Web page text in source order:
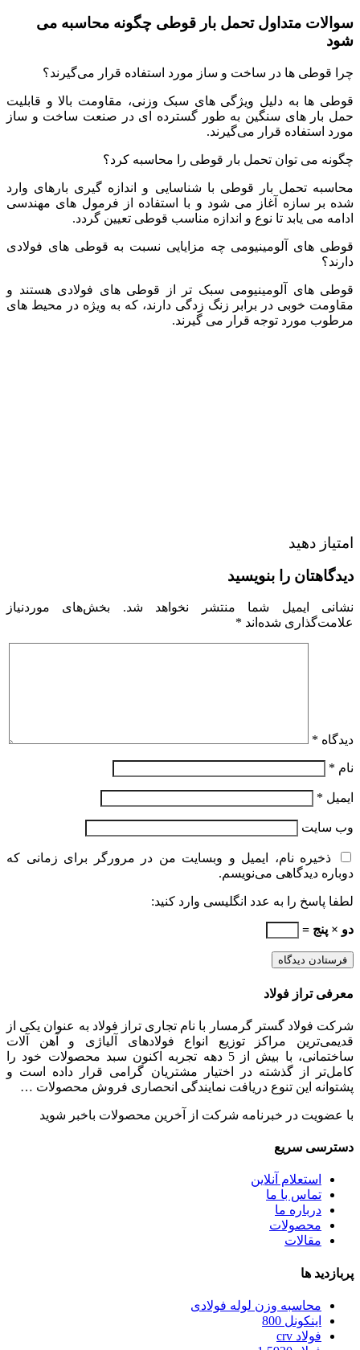
سوالات متداول تحمل بار قوطی چگونه محاسبه می
شود
چرا قوطی‌ ها در ساخت و ساز مورد استفاده قرار می‌گیرند؟
قوطی‌ ها به دلیل ویژگی‌ های سبک وزنی، مقاومت بالا و قابلیت
حمل بار های سنگین به طور گسترده‌ ای در صنعت ساخت و ساز
مورد استفاده قرار می‌گیرند.
چگونه می‌ توان تحمل بار قوطی را محاسبه کرد؟
محاسبه تحمل بار قوطی با شناسایی و اندازه‌ گیری بارهای وارد
شده بر سازه آغاز می‌ شود و با استفاده از فرمول‌ های مهندسی
ادامه می‌ یابد تا نوع و اندازه مناسب قوطی تعیین گردد.
قوطی‌ های آلومینیومی چه مزایایی نسبت به قوطی‌ های فولادی
دارند؟
قوطی‌ های آلومینیومی سبک‌ تر از قوطی‌ های فولادی هستند و
مقاومت خوبی در برابر زنگ زدگی دارند، که به ویژه در محیط‌ های
مرطوب مورد توجه قرار می‌ گیرند.
امتیاز دهید
دیدگاهتان را بنویسید
نشانی ایمیل شما منتشر نخواهد شد.
بخش‌های موردنیاز
علامت‌گذاری شده‌اند *
دیدگاه *
نام *
ایمیل *
وب‌ سایت
ذخیره نام، ایمیل و وبسایت من در مرورگر برای زمانی که
دوباره دیدگاهی می‌نویسم.
لطفا پاسخ را به عدد انگلیسی وارد کنید:
دو × پنج =
معرفی تراز فولاد
شرکت فولاد گستر گرمسار با نام تجاری تراز فولاد به عنوان یکی از
قدیمی‌ترین مراکز توزیع انواع فولادهای آلیاژی و آهن آلات
ساختمانی، با بیش از 5 دهه تجربه اکنون سبد محصولات خود را
کامل‌تر از گذشته در اختیار مشتریان گرامی قرار داده است و
پشتوانه این تنوع دریافت نمایندگی انحصاری فروش محصولات …
با عضویت در خبرنامه شرکت از آخرین محصولات باخبر شوید
دسترسی سریع
استعلام آنلاین
تماس با ما
درباره ما
محصولات
مقالات
پربازدید ها
محاسبه وزن لوله فولادی
اینکونل 800
فولاد crv